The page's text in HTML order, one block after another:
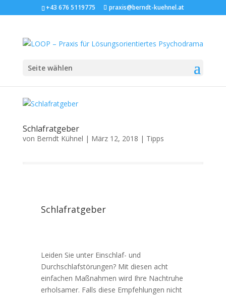
+43 676 5119775 praxis@berndt-kuehnel.at
Seite wählen
Schlafratgeber
von Berndt Kühnel | März 12, 2018 | Tipps
Schlafratgeber
Leiden Sie unter Einschlaf- und
Durchschlafstörungen? Mit diesen acht
einfachen Maßnahmen wird Ihre Nachtruhe
erholsamer. Falls diese Empfehlungen nicht